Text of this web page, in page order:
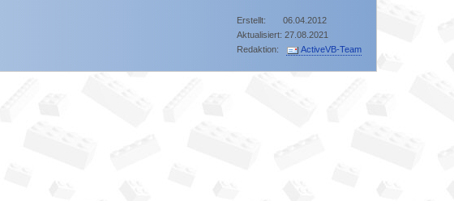
Erstellt: 06.04.2012
Aktualisiert: 27.08.2021
Redaktion:
ActiveVB-Team